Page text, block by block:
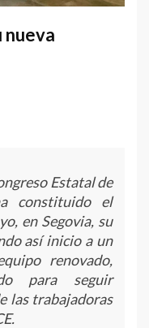
nueva
Estatal de
constituido el
en Segovia, su
así inicio a un
renovado,
para seguir
las trabajadoras